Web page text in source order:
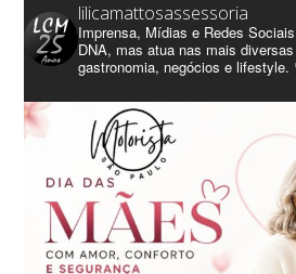
lilicamattosassessoria
Imprensa, Mídias e Redes
DNA, mas atua nas mais
gastronomia, negócios e lifestyle.